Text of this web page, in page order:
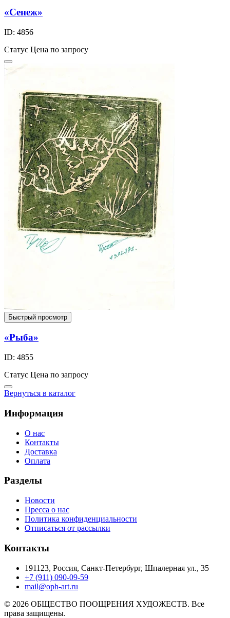
«Сенеж»
ID: 4856
Статус Цена по запросу
Быстрый просмотр
«Рыба»
ID: 4855
Статус Цена по запросу
Вернуться в каталог
Информация
О нас
Контакты
Доставка
Оплата
Разделы
Новости
Пресса о нас
Политика конфиденциальности
Отписаться от рассылки
Контакты
191123, Россия, Санкт-Петербург, Шпалерная ул., 35
+7 (911) 090-09-59
mail@oph-art.ru
© 2026 ОБЩЕСТВО ПООЩРЕНИЯ ХУДОЖЕСТВ. Все
права защищены.